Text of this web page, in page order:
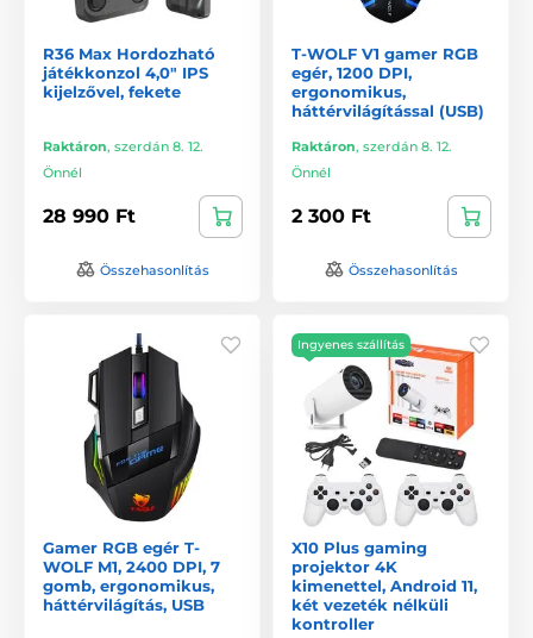
R36 Max Hordozható
játékkonzol 4,0" IPS
kijelzővel, fekete
Raktáron, szerdán 8. 12.
Önnél
28 990 Ft
Összehasonlítás
T-WOLF V1 gamer RGB
egér, 1200 DPI,
ergonomikus,
háttérvilágítással (USB)
Raktáron, szerdán 8. 12.
Önnél
2 300 Ft
Összehasonlítás
Gamer RGB egér T-
WOLF M1, 2400 DPI, 7
gomb, ergonomikus,
háttérvilágítás, USB
Ingyenes szállítás
X10 Plus gaming
projektor 4K
kimenettel, Android 11,
két vezeték nélküli
kontroller